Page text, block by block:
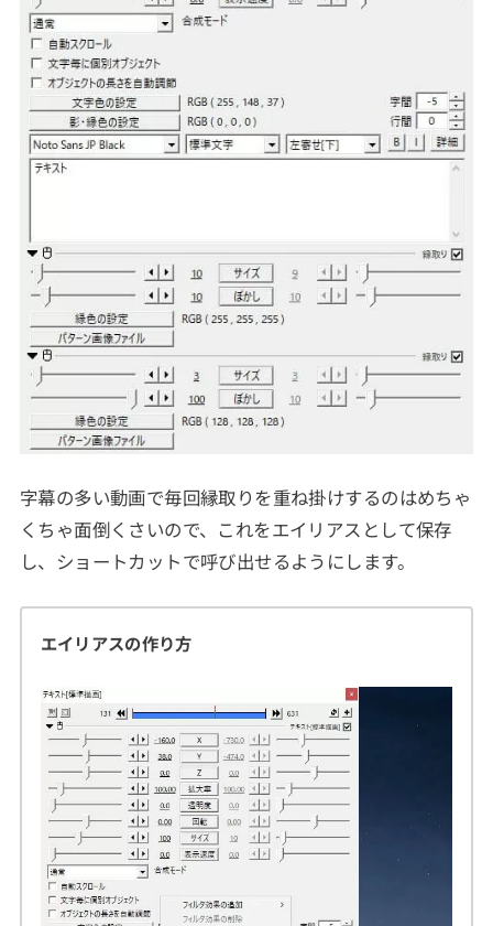
字幕の多い動画で毎回縁取りを重ね掛けするのはめちゃ
くちゃ面倒くさいので、これをエイリアスとして保存
し、ショートカットで呼び出せるようにします。
エイリアスの作り方